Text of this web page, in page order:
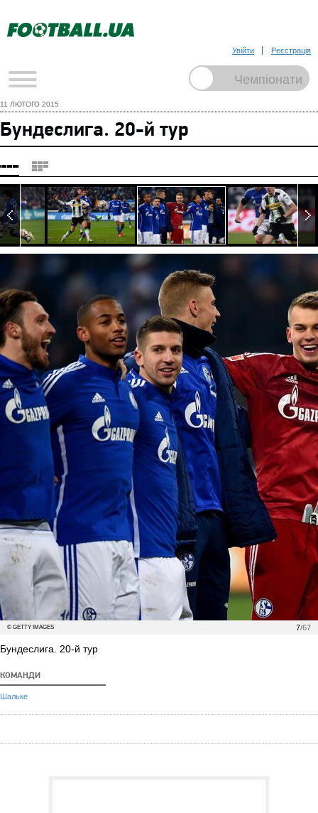
Увійти Реєстрація
11 ЛЮТОГО 2015
Бундеслига. 20-й тур
7/67
© GETTY IMAGES
Бундеслига. 20-й тур
КОМАНДИ
Шальке